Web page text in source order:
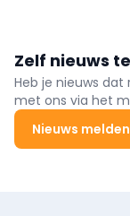
Zelf nieuws
Heb je nieuws
met ons via het
Nieuws melden